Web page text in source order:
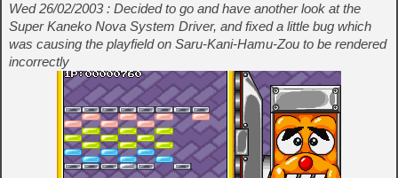
Wed 26/02/2003 : Decided to go and have another look at the
Super Kaneko Nova System Driver, and fixed a little bug which
was causing the playfield on Saru-Kani-Hamu-Zou to be rendered
incorrectly